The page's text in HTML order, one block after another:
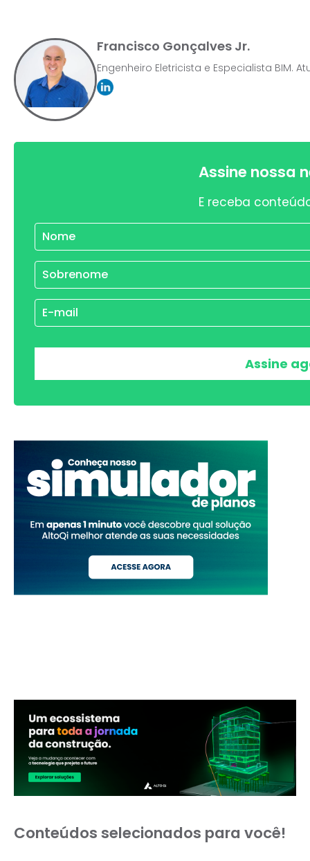
Francisco Gonçalves Jr.
Engenheiro Eletricista e Especialista BIM.
Assine nossa
E receba
Conteúdos selecionados para você!